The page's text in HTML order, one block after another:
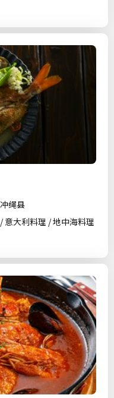
绳县
意大利料理 / 地中海料理